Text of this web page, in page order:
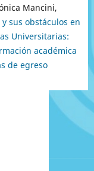
Mancini,
sus obstáculos en
Universitarias:
académica
de egreso